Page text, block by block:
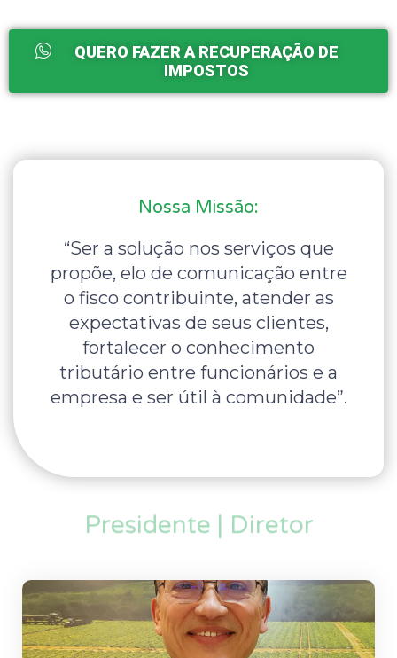
QUERO FAZER A RECUPERAÇÃO DE
IMPOSTOS
Presidente | Diretor
Nossa Missão:
“Ser a solução nos serviços que
propõe, elo de comunicação entre
o fisco contribuinte, atender as
expectativas de seus clientes,
fortalecer o conhecimento
tributário entre funcionários e a
empresa e ser útil à comunidade”.